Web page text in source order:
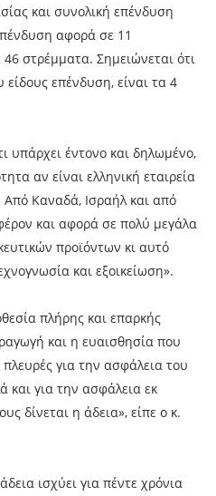
και συνολική επένδυση
αφορά σε 11
στρέμματα. Σημειώνεται ότι
είδους επένδυση, είναι τα 4
υπάρχει έντονο και δηλωμένο,
αν είναι ελληνική εταιρεία
Καναδά, Ισραήλ και από
και αφορά σε πολύ μεγάλα
προϊόντων κι αυτό
και εξοικείωση».
πλήρης και επαρκής
και η ευαισθησία που
πλευρές για την ασφάλεια του
και για την ασφάλεια εκ
δίνεται η άδεια», είπε ο κ.
ισχύει για πέντε χρόνια